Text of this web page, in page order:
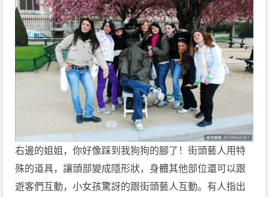
右邊的姐姐，你好像踩到我狗狗的腳了！街頭藝人用特
殊的道具，讓頭部變成隱形狀，身體其他部位還可以跟
遊客們互動，小女孩驚訝的跟街頭藝人互動。有人指出